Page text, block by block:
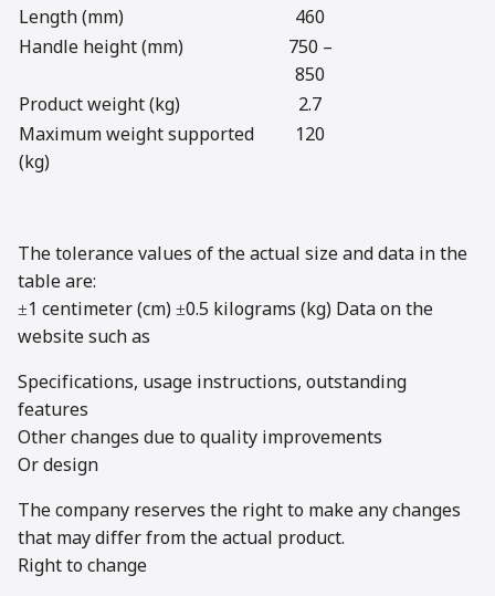
Length (mm)
460
Handle height (mm)
750 –
850
Product weight (kg)
2.7
Maximum weight supported
(kg)
120
The tolerance values of the actual size and data in the
table are:
±1 centimeter (cm) ±0.5 kilograms (kg) Data on the
website such as
Specifications, usage instructions, outstanding
features
Other changes due to quality improvements
Or design
The company reserves the right to make any changes
that may differ from the actual product.
Right to change